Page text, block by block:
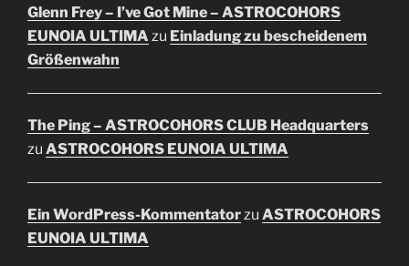
Glenn Frey – I’ve Got Mine – ASTROCOHORS
EUNOIA ULTIMA zu Einladung zu bescheidenem
Größenwahn
The Ping – ASTROCOHORS CLUB Headquarters
zu ASTROCOHORS EUNOIA ULTIMA
Ein WordPress-Kommentatorzu ASTROCOHORS
EUNOIA ULTIMA